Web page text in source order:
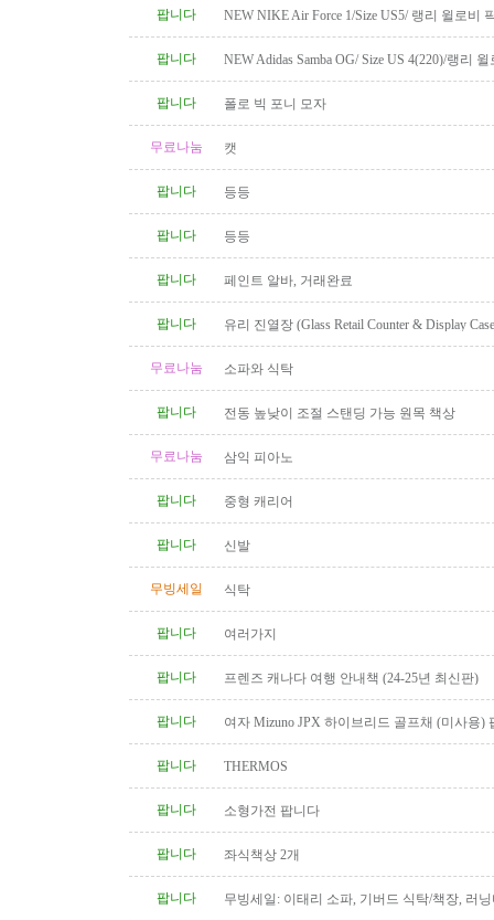
팝니다 NEW NIKE Air Force 1/Size US5/ 랭리 윌로비
팝니다 NEW Adidas Samba OG/ Size US 4(220)/랭리
팝니다 폴로 빅 포니 모자
무료나눔 캣
팝니다 등등
팝니다 등등
팝니다 페인트 알바, 거래완료
팝니다 유리 진열장 (Glass Retail Counter & Display
무료나눔 소파와 식탁
팝니다 전동 높낮이 조절 스탠딩 가능 원목 책상
무료나눔 삼익 피아노
팝니다 중형 캐리어
팝니다 신발
무빙세일 식탁
팝니다 여러가지
팝니다 프렌즈 캐나다 여행 안내책 (24-25년 최신판)
팝니다 여자 Mizuno JPX 하이브리드 골프채 (미사용)
팝니다 THERMOS
팝니다 소형가전 팝니다
팝니다 좌식책상 2개
팝니다
무빙세일: 이태리 소파, 기버드 식탁/책장, 러